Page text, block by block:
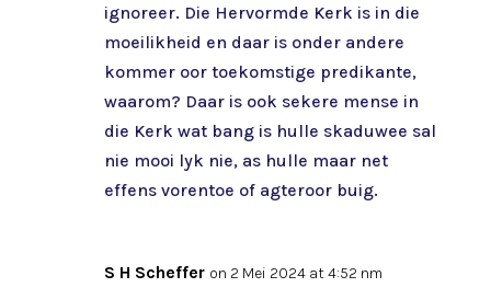
ignoreer. Die Hervormde Kerk is in die
moeilikheid en daar is onder andere
kommer oor toekomstige predikante,
waarom? Daar is ook sekere mense in
die Kerk wat bang is hulle skaduwee sal
nie mooi lyk nie, as hulle maar net
effens vorentoe of agteroor buig.
S H Scheffer on 2 Mei 2024 at 4:52 nm